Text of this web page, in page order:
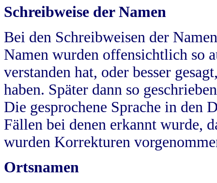
Schreibweise der Namen
Bei den Schreibweisen der
Namen wurden offensichtlich so
verstanden hat, oder besser
haben. Später dann so
Die gesprochene Sprache in
Fällen bei denen erkannt wurde,
wurden Korrekturen
Ortsnamen